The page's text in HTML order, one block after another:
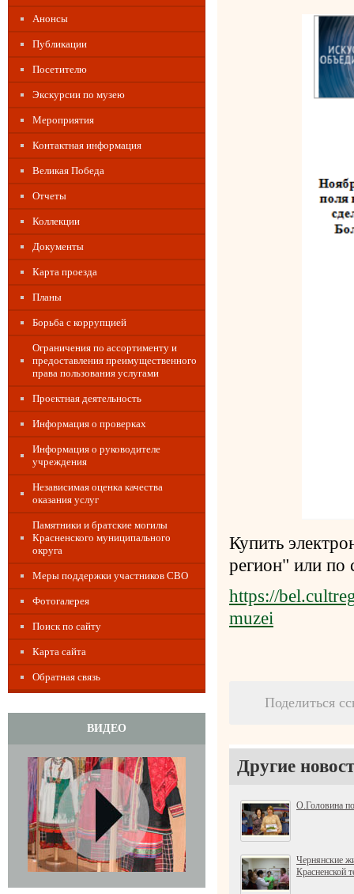
Анонсы
Публикации
Посетителю
Экскурсии по музею
Мероприятия
Контактная информация
Великая Победа
Отчеты
Коллекции
Документы
Карта проезда
Планы
Борьба с коррупцией
Ограничения по ассортименту и
предоставления преимущественного
права пользования услугами
Проектная деятельность
Информация о проверках
Информация о руководителе
учреждения
Независимая оценка качества
оказания услуг
Памятники и братские могилы
Красненского муниципального
округа
Меры поддержки участников СВО
Фотогалерея
Поиск по сайту
Карта сайта
Обратная связь
ВИДЕО
Купить
регион" или по
https://
muzei
Поделиться
Другие
О.Головина
Чернянские
Красненской